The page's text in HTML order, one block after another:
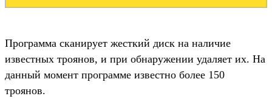
Программа сканирует жесткий диск на наличие
известных троянов, и при обнаружении удаляет их. На
данный момент программе известно более 150
троянов.